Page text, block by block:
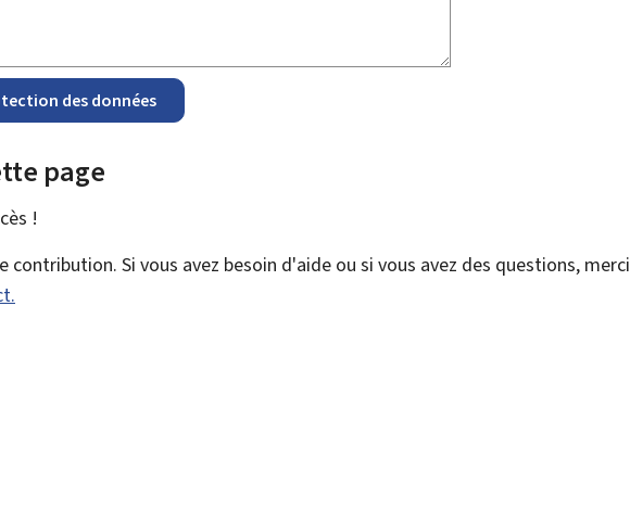
des données
page
!
contribution. Si vous avez besoin d'aide ou si vous avez des questions, merci